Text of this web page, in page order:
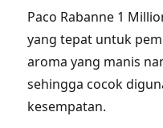
Paco Rabanne 1
yang tepat untuk
aroma yang manis
sehingga cocok
kesempatan.